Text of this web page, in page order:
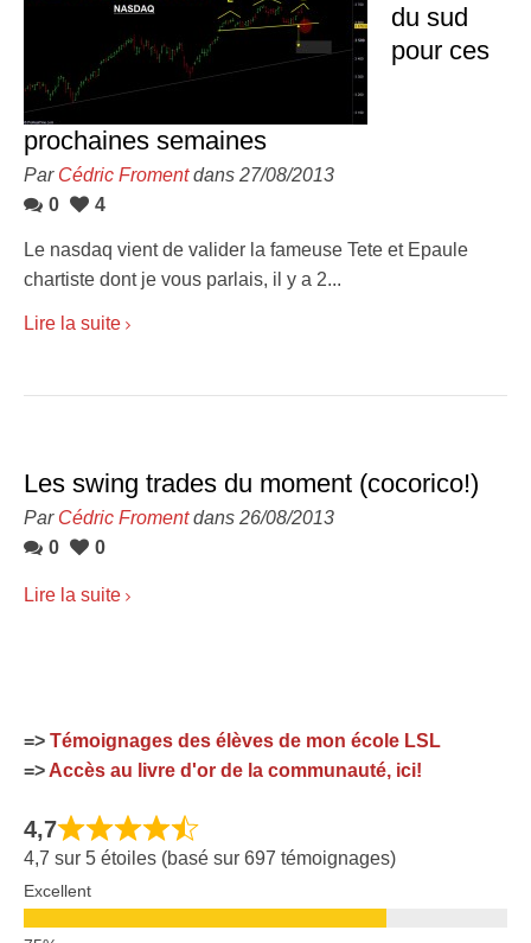
du sud
pour ces
prochaines semaines
Par Cédric Fromentdans 27/08/2013
0
4
Le nasdaq vient de valider la fameuse Tete et Epaule
chartiste dont je vous parlais, il y a 2...
Lire la suite
Les swing trades du moment (cocorico!)
Par Cédric Fromentdans 26/08/2013
0
0
Lire la suite
=> Témoignages des élèves de mon école LSL
=> Accès au livre d'or de la communauté, ici!
4,7
4,7 sur 5 étoiles (basé sur 697 témoignages)
Excellent